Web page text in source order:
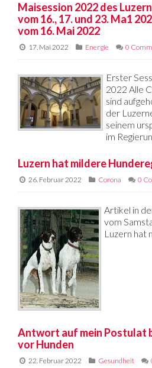
Maisession 2022 des
vom 16., 17. und 23. Ma1
vom 16. Mai 2022
17. Mai 2022 Energie 0
Erster
2022 Alle
sind
der
seinem
im
Luzern hat mildere
26. Februar 2022 Corona 0
Artikel in
vom
Luzern hat
Antwort auf mein Postulat
vor Hunden
22. Februar 2022 Gesundheit